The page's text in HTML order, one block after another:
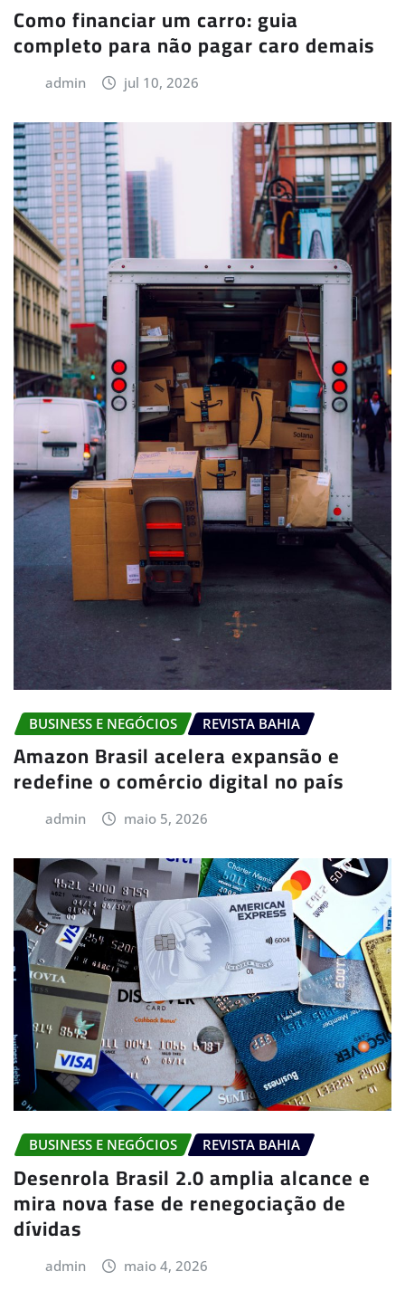
Como financiar um carro: guia
completo para não pagar caro demais
admin jul 10, 2026
BUSINESS E NEGÓCIOS REVISTA BAHIA
Amazon Brasil acelera expansão e
redefine o comércio digital no país
admin maio 5, 2026
BUSINESS E NEGÓCIOS REVISTA BAHIA
Desenrola Brasil 2.0 amplia alcance e
mira nova fase de renegociação de
dívidas
admin maio 4, 2026